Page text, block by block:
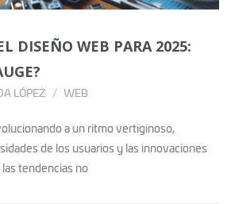
DISEÑO WEB PARA 2025:
LÓPEZ WEB
a un ritmo vertiginoso,
de los usuarios y las innovaciones
tendencias no